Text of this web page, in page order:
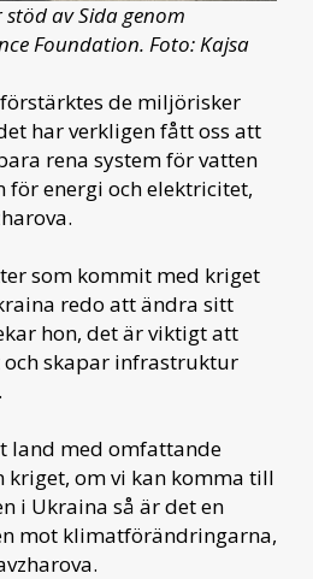
av Sida genom
Foundation. Foto: Kajsa
de miljörisker
har verkligen fått oss att
rena system för vatten
för energi och elektricitet,
som kommit med kriget
redo att ändra sitt
hon, det är viktigt att
skapar infrastruktur
land med omfattande
kriget, om vi kan komma till
i Ukraina så är det en
mot klimatförändringarna,